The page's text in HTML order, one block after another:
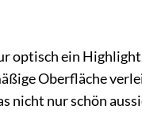
optisch ein
Oberfläche
nicht nur schön